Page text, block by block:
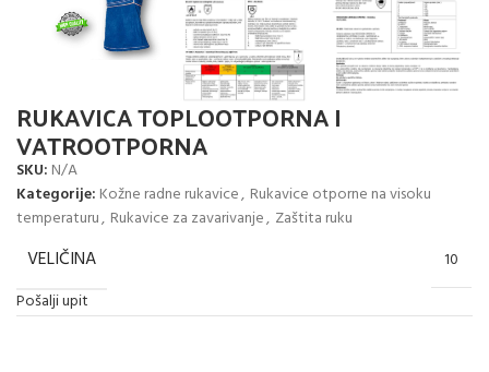
RUKAVICA TOPLOOTPORNA I
VATROOTPORNA
SKU: N/A
Kategorije: Kožne radne rukavice, Rukavice otporne na visoku
temperaturu, Rukavice za zavarivanje, Zaštita ruku
VELIČINA
10
Pošalji upit